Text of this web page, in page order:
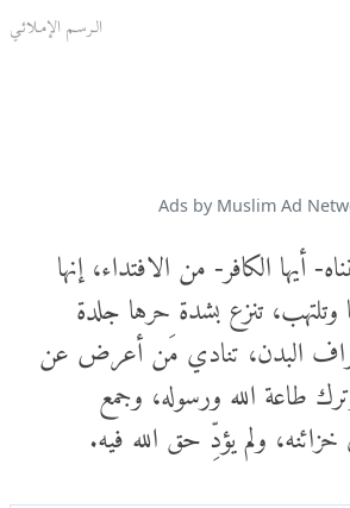
الـرسـم الإمـلائـي
Ads by Muslim Ad
أيها الكافر- من الافتداء، إنها
تنزع بشدة حرها جلدة
البدن، تنادي مَن أعرض عن
طاعة الله ورسوله، وجمع
ولم يؤدِّ حق الله فيه.